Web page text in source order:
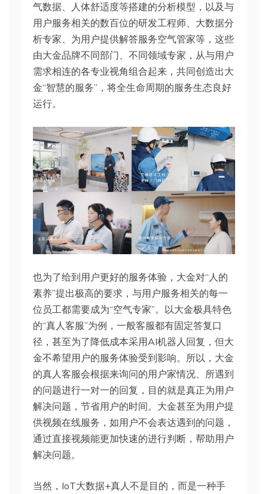
气数据、人体舒适度等搭建的分析模型，以及与
用户服务相关的数百位的研发工程师、大数据分
析专家、为用户提供解答服务空气管家等，这些
由大金品牌不同部门、不同领域专家，从与用户
需求相连的各专业视角组合起来，共同创造出大
金“智慧的服务”，将全生命周期的服务生态良好
运行。
也为了给到用户更好的服务体验，大金对“人的
素养”提出极高的要求，与用户服务相关的每一
位员工都需要成为“空气专家”。以大金极具特色
的“真人客服”为例，一般客服都有固定答复口
径，甚至为了降低成本采用AI机器人回复，但大
金不希望用户的服务体验受到影响。所以，大金
的真人客服会根据来询问的用户家情况、所遇到
的问题进行一对一的回复，目的就是真正为用户
解决问题，节省用户的时间。大金甚至为用户提
供视频在线服务，如用户不会表达遇到的问题，
通过直接视频能更加快速的进行判断，帮助用户
解决问题。
当然，IoT大数据+真人不是目的，而是一种手